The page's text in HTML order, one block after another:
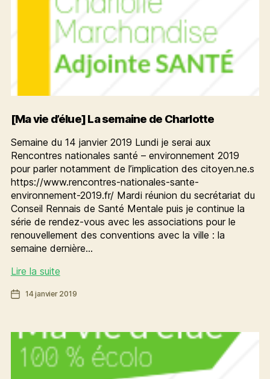
[Ma vie d’élue] La semaine de Charlotte
Semaine du 14 janvier 2019 Lundi je serai aux
Rencontres nationales santé – environnement 2019
pour parler notamment de l’implication des citoyen.ne.s
https://www.rencontres-nationales-sante-
environnement-2019.fr/ Mardi réunion du secrétariat du
Conseil Rennais de Santé Mentale puis je continue la
série de rendez-vous avec les associations pour le
renouvellement des conventions avec la ville : la
semaine dernière…
Lire la suite[Ma
d’élue]
de
Charlotte
Date14 janvier 2019